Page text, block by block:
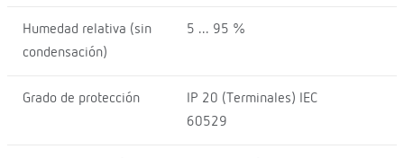
Humedad relativa (sin
condensación)
5 ... 95 %
Grado de protección
IP 20 (Terminales) IEC
60529